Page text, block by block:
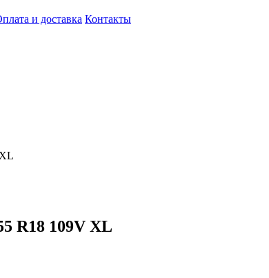
и доставка Контакты
R18 109V XL